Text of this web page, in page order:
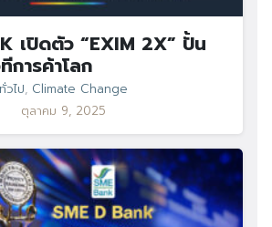
เปิดตัว “EXIM 2X” ปั้น
การค้าโลก
ทั่วไป, Climate Change
ตุลาคม 9, 2025